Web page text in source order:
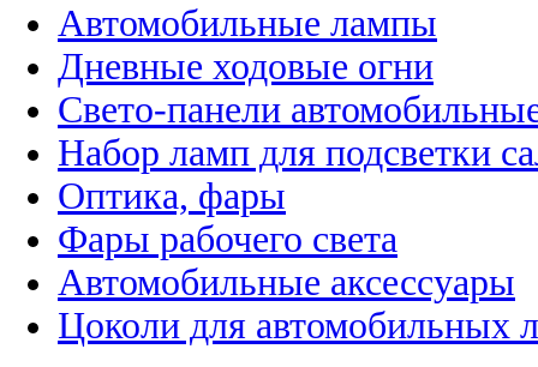
Автомобильные лампы
Дневные ходовые огни
Свето-панели
Набор ламп для подсветки
Оптика, фары
Фары рабочего света
Автомобильные аксессуары
Цоколи для автомобильных